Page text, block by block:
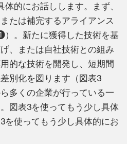
的にお話しします。まず、
たは補完するアライアンス
。新たに獲得した技術を基
、または自社技術との組み
的な技術を開発し、短期間
別化を図ります（図表3
多くの企業が行っている一
図表3を使ってもう少し具体
を使ってもう少し具体的にお